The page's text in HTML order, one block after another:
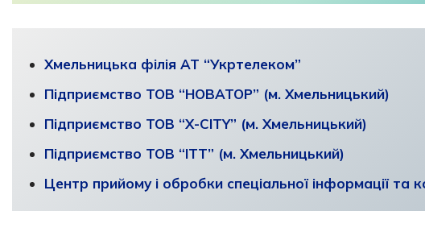
Хмельницька філія АТ “Укртелеком”
Підприємство ТОВ “НОВАТОР” (м. Хмельницький)
Підприємство ТОВ “Х-СITY” (м. Хмельницький)
Підприємство ТОВ “ITT” (м. Хмельницький)
Центр прийому і обробки спеціальної інформації та